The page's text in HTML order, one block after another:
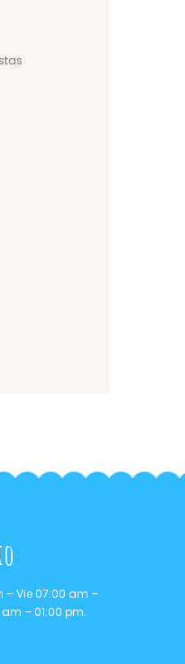
– Vie 07:00 am –
– 01:00 pm.